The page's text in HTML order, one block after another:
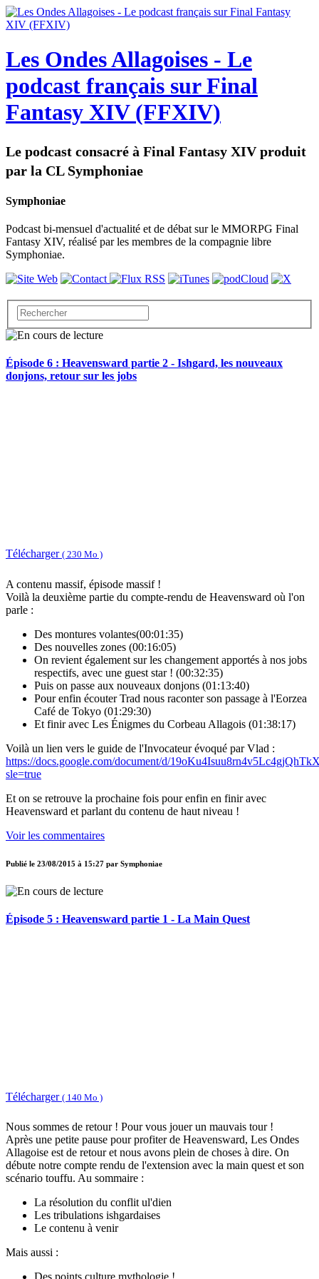
Les Ondes Allagoises - Le
podcast français sur Final
Fantasy XIV (FFXIV)
Le podcast consacré à Final Fantasy XIV produit
par la CL Symphoniae
Symphoniae
Podcast bi-mensuel d'actualité et de débat sur le MMORPG Final
Fantasy XIV, réalisé par les membres de la compagnie libre
Symphoniae.
Épisode 6 : Heavensward partie 2 - Ishgard, les nouveaux
donjons, retour sur les jobs
Télécharger ( 230 Mo )
A contenu massif, épisode massif !
Voilà la deuxième partie du compte-rendu de Heavensward où l'on
parle :
Des montures volantes(00:01:35)
Des nouvelles zones (00:16:05)
On revient également sur les changement apportés à nos jobs
respectifs, avec une guest star ! (00:32:35)
Puis on passe aux nouveaux donjons (01:13:40)
Pour enfin écouter Trad nous raconter son passage à l'Eorzea
Café de Tokyo (01:29:30)
Et finir avec Les Énigmes du Corbeau Allagois (01:38:17)
Voilà un lien vers le guide de l'Invocateur évoqué par Vlad :
https://docs.google.com/document/d/
sle=true
Et on se retrouve la prochaine fois pour enfin en finir avec
Heavensward et parlant du contenu de haut niveau !
Voir les commentaires
Publié le 23/08/2015 à 15:27 par Symphoniae
Épisode 5 : Heavensward partie 1 - La Main Quest
Télécharger ( 140 Mo )
Nous sommes de retour ! Pour vous jouer un mauvais tour !
Après une petite pause pour profiter de Heavensward, Les Ondes
Allagoise est de retour et nous avons plein de choses à dire. On
débute notre compte rendu de l'extension avec la main quest et son
scénario touffu. Au sommaire :
La résolution du conflit ul'dien
Les tribulations ishgardaises
Le contenu à venir
Mais aussi :